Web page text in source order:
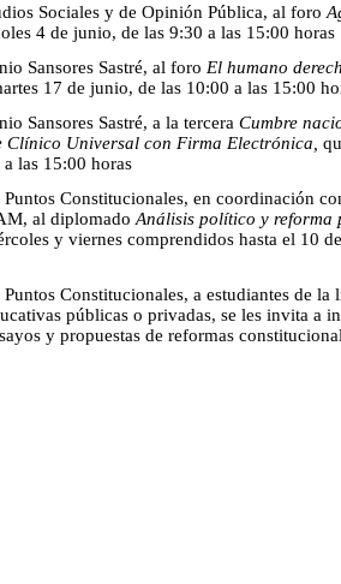
Sociales y de Opinión Pública, al foro
4 de junio, de las 9:30 a las 15:00 horas
Sansores Sastré, al foro El humano
17 de junio, de las 10:00 a las 15:00
Sansores Sastré, a la tercera Cumbre
Clínico Universal con Firma Electrónica,
las 15:00 horas
Constitucionales, en coordinación
al diplomado Análisis político y
y viernes comprendidos hasta el 10
Constitucionales, a estudiantes de la
públicas o privadas, se les invita a
y propuestas de reformas